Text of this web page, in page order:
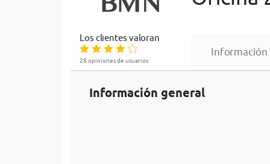
Los clientes valoran
28 opiniones de usuarios
Información general